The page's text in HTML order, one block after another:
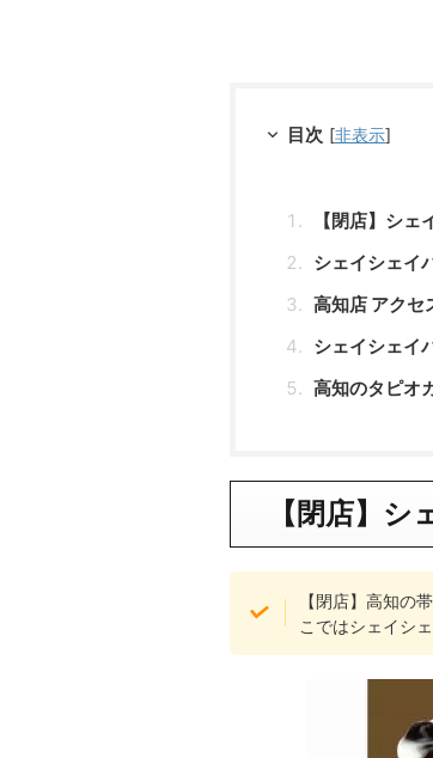
目次 [非表示]
【閉店】シ
シェイシェイ
高知店 アクセ
シェイシェイ
高知のタピオ
【閉店】
【閉店】高知の
こではシェイシ